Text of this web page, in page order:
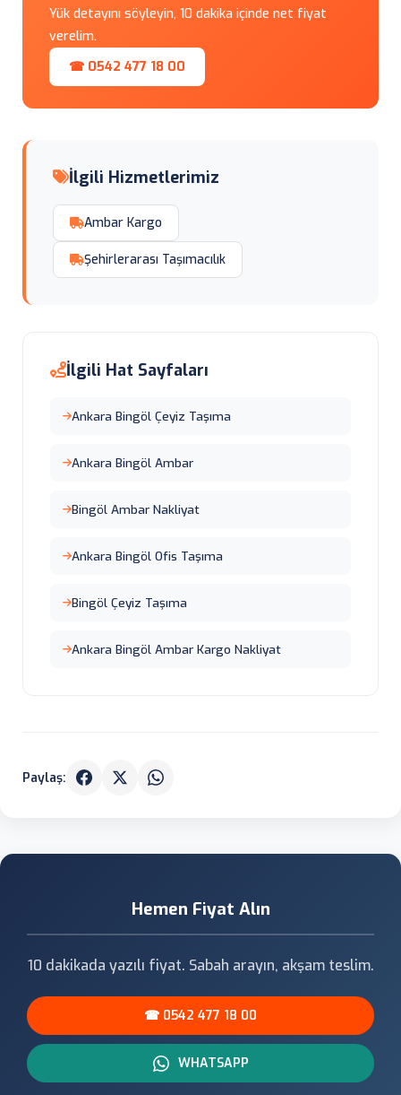
Yük detayını söyleyin, 10 dakika içinde net fiyat
verelim.
☎ 0542 477 18 00
İlgili Hizmetlerimiz
Ambar Kargo
Şehirlerarası Taşımacılık
İlgili Hat Sayfaları
Ankara Bingöl Çeyiz Taşıma
Ankara Bingöl Ambar
Bingöl Ambar Nakliyat
Ankara Bingöl Ofis Taşıma
Bingöl Çeyiz Taşıma
Ankara Bingöl Ambar Kargo Nakliyat
Paylaş:
Hemen Fiyat Alın
10 dakikada yazılı fiyat. Sabah arayın, akşam teslim.
☎ 0542 477 18 00
WHATSAPP